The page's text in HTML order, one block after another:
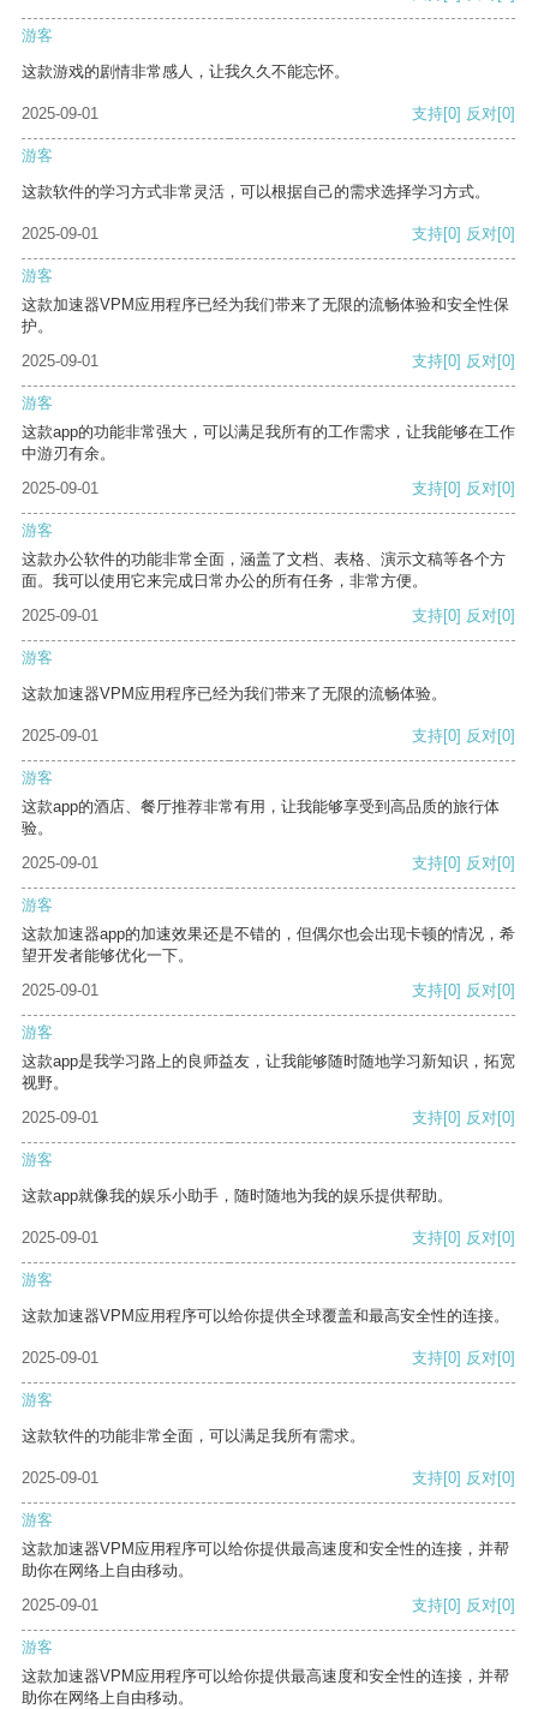
游客
这款游戏的剧情非常感人，让我久久不能忘怀。
2025-09-01 支持[0] 反对[0]
游客
这款软件的学习方式非常灵活，可以根据自己的需求选择学习方式。
2025-09-01 支持[0] 反对[0]
游客
这款加速器VPM应用程序已经为我们带来了无限的流畅体验和安全性保
护。
2025-09-01
支持[0] 反对[0]
游客
这款app的功能非常强大，可以满足我所有的工作需求，让我能够在工作
中游刃有余。
2025-09-01
支持[0] 反对[0]
游客
这款办公软件的功能非常全面，涵盖了文档、表格、演示文稿等各个方
面。我可以使用它来完成日常办公的所有任务，非常方便。
2025-09-01
支持[0] 反对[0]
游客
这款加速器VPM应用程序已经为我们带来了无限的流畅体验。
2025-09-01 支持[0] 反对[0]
游客
这款app的酒店、餐厅推荐非常有用，让我能够享受到高品质的旅行体
验。
2025-09-01
支持[0] 反对[0]
游客
这款加速器app的加速效果还是不错的，但偶尔也会出现卡顿的情况，希
望开发者能够优化一下。
2025-09-01
支持[0] 反对[0]
游客
这款app是我学习路上的良师益友，让我能够随时随地学习新知识，拓宽
视野。
2025-09-01
支持[0] 反对[0]
游客
这款app就像我的娱乐小助手，随时随地为我的娱乐提供帮助。
2025-09-01 支持[0] 反对[0]
游客
这款加速器VPM应用程序可以给你提供全球覆盖和最高安全性的连接。
2025-09-01 支持[0] 反对[0]
游客
这款软件的功能非常全面，可以满足我所有需求。
2025-09-01 支持[0] 反对[0]
游客
这款加速器VPM应用程序可以给你提供最高速度和安全性的连接，并帮
助你在网络上自由移动。
2025-09-01
支持[0] 反对[0]
游客
这款加速器VPM应用程序可以给你提供最高速度和安全性的连接，并帮
助你在网络上自由移动。